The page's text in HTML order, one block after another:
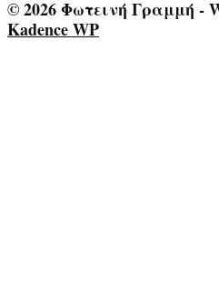
© 2026 Φωτεινή Γραμμή -
Kadence WP